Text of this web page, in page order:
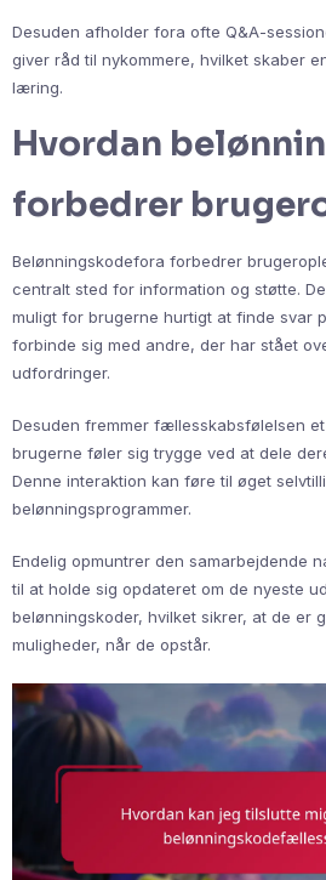
Desuden afholder fora ofte Q&A-
giver råd til nykommere, hvilket skaber
læring.
Hvordan
forbedrer
Belønningskodefora forbedrer
centralt sted for information og støtte.
muligt for brugerne hurtigt at finde svar
forbinde sig med andre, der har stået
udfordringer.
Desuden fremmer fællesskabsfølelsen
brugerne føler sig trygge ved at dele
Denne interaktion kan føre til øget
belønningsprogrammer.
Endelig opmuntrer den samarbejdende
til at holde sig opdateret om de nyeste
belønningskoder, hvilket sikrer, at de er
muligheder, når de opstår.